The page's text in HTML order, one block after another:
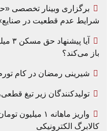
برگزاری وبینار تخصصی
شرایط عدم قطعیت در
آیا
باز می‌کند؟
شیرینی رمضان در کام
تولیدکنندگان زیر تیغ
واریز ماهانه ۱
کالابرگ الکترونیکی